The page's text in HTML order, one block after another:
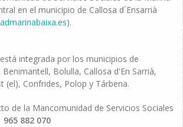
en el municipio de Callosa d´Ensarrià
).
integrada por los municipios de
Bolulla, Callosa d'En Sarrià,
(el), Confrides, Polop y Tárbena.
de la Mancomunidad de Servicios Sociales
965 882 070